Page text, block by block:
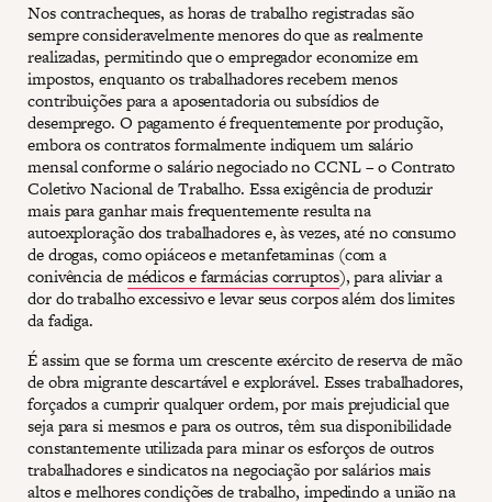
Nos contracheques, as horas de trabalho registradas são
sempre consideravelmente menores do que as realmente
realizadas, permitindo que o empregador economize em
impostos, enquanto os trabalhadores recebem menos
contribuições para a aposentadoria ou subsídios de
desemprego. O pagamento é frequentemente por produção,
embora os contratos formalmente indiquem um salário
mensal conforme o salário negociado no CCNL – o Contrato
Coletivo Nacional de Trabalho. Essa exigência de produzir
mais para ganhar mais frequentemente resulta na
autoexploração dos trabalhadores e, às vezes, até no consumo
de drogas, como opiáceos e metanfetaminas (com a
conivência demédicos e farmácias corruptos), para aliviar a
dor do trabalho excessivo e levar seus corpos além dos limites
da fadiga.
É assim que se forma um crescente exército de reserva de mão
de obra migrante descartável e explorável. Esses trabalhadores,
forçados a cumprir qualquer ordem, por mais prejudicial que
seja para si mesmos e para os outros, têm sua disponibilidade
constantemente utilizada para minar os esforços de outros
trabalhadores e sindicatos na negociação por salários mais
altos e melhores condições de trabalho, impedindo a união na